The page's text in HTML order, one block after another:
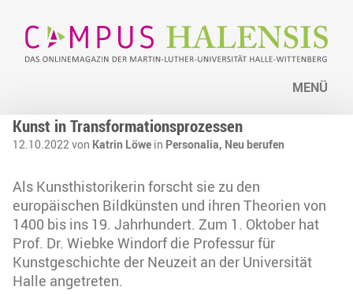
MENÜ
Kunst in Transformationsprozessen
12.10.2022 von Katrin Löwe in Personalia, Neu berufen
Als Kunsthistorikerin forscht sie zu den
europäischen Bildkünsten und ihren Theorien von
1400 bis ins 19. Jahrhundert. Zum 1. Oktober hat
Prof. Dr. Wiebke Windorf die Professur für
Kunstgeschichte der Neuzeit an der Universität
Halle angetreten.